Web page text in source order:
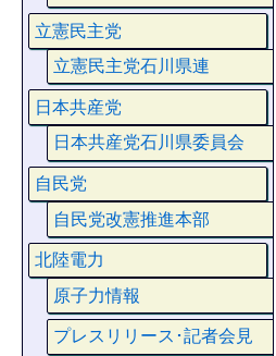
立憲民主党
立憲民主党石川県連
日本共産党
日本共産党石川県委員会
自民党
自民党改憲推進本部
北陸電力
原子力情報
プレスリリース･記者会見